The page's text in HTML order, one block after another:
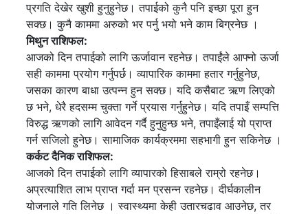
प्रगति देखेर खुशी हुनुहुनेछ। तपाईको कुनै पनि इच्छा पूरा हुन
सक्छ। कुनै काममा अरुको भर पर्नु भयो भने काम बिग्रनेछ ।
मिथुन राशिफल:
आजको दिन तपाईको लागि ऊर्जावान रहनेछ। तपाईंले आफ्नो ऊर्जा
सही काममा प्रयोग गर्नुपर्छ। व्यापारिक काममा हतार गर्नुहुनेछ,
जसका कारण बाधा उत्पन्न हुन सक्छ। यदि कसैबाट ऋण लिएको
छ भने, धेरै हदसम्म चुक्ता गर्ने प्रयास गर्नुहुनेछ। यदि तपाइँ सम्पत्ति
विरुद्ध ऋणको लागि आवेदन गर्दै हुनुहुन्छ भने, तपाइँलाई यो प्राप्त
गर्न सजिलो हुनेछ। सामाजिक कार्यक्रममा सहभागी हुन सकिनेछ ।
कर्कट दैनिक राशिफल:
आजको दिन तपाईको लागि व्यापारको हिसाबले राम्रो रहनेछ।
अप्रत्याशित लाभ प्राप्त गर्दा मन प्रसन्न रहनेछ। दीर्घकालीन
योजनाले गति लिनेछ । स्वास्थ्यमा केही उतारचढाव आउनेछ, तर